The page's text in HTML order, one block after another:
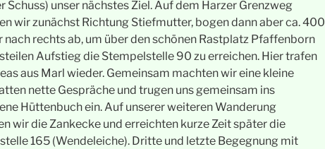
Schuss) unser nächstes Ziel. Auf dem Harzer Grenzweg
wir zunächst Richtung Stiefmutter, bogen dann aber ca. 400
nach rechts ab, um über den schönen Rastplatz Pfaffenborn
Aufstieg die Stempelstelle 90 zu erreichen. Hier trafen
aus Marl wieder. Gemeinsam machten wir eine kleine
nette Gespräche und trugen uns gemeinsam ins
Hüttenbuch ein. Auf unserer weiteren Wanderung
wir die Zankecke und erreichten kurze Zeit später die
165 (Wendeleiche). Dritte und letzte Begegnung mit